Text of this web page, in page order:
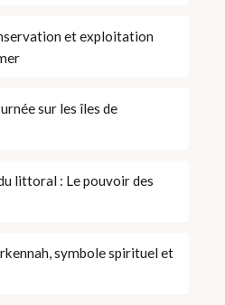
et exploitation
sur les îles de
littoral : Le pouvoir des
symbole spirituel et